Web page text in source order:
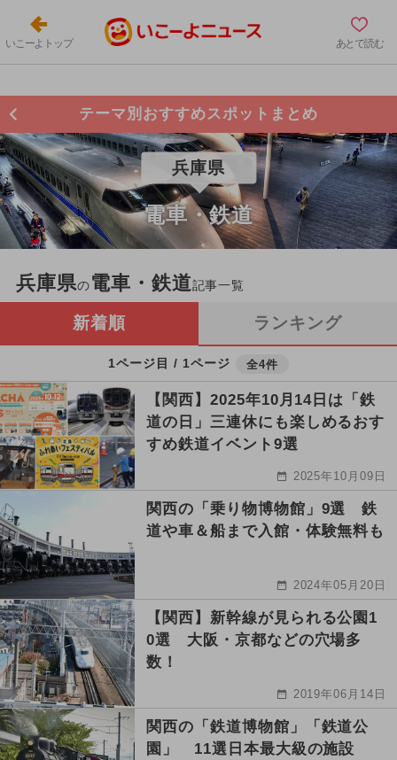
いこーよトップ あとで読む
テーマ別おすすめスポットまとめ
兵庫県
電車・鉄道
兵庫県の電車・鉄道記事一覧
新着順 ランキング
1ページ目 / 1ページ 全4件
【関西】2025年10月14日は「鉄
道の日」三連休にも楽しめるおす
すめ鉄道イベント9選
2025年10月09日
関西の「乗り物博物館」9選 鉄
道や車＆船まで入館・体験無料も
2024年05月20日
【関西】新幹線が見られる公園1
0選 大阪・京都などの穴場多
数！
2019年06月14日
関西の「鉄道博物館」「鉄道公
園」 11選日本最大級の施設